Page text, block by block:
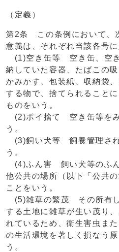
（定義）
第2条 この条例において、
意義は、それぞれ当該各号
(1)空き缶等 空き缶、空き
納していた容器、たばこの
かみかす、包装紙、収納袋
する物で、捨てられること
ものをいう。
(2)ポイ捨て 空き缶等をみ
う。
(3)飼い犬等 飼養管理され
う。
(4)ふん害 飼い犬等のふん
他公共の場所（以下「公共
ことをいう。
(5)雑草の繁茂 その所有し
する土地に雑草が生い茂り
れているため、衛生害虫ま
の生活環境を著しく損なう
う。